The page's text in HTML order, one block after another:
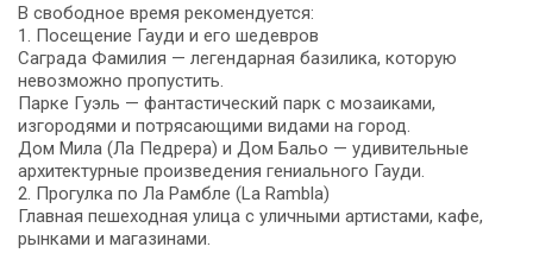
В свободное время рекомендуется:
1. Посещение Гауди и его шедевров
Саграда Фамилия — легендарная базилика, которую
невозможно пропустить.
Парке Гуэль — фантастический парк с мозаиками,
изгородями и потрясающими видами на город.
Дом Мила (Ла Педрера) и Дом Бальо — удивительные
архитектурные произведения гениального Гауди.
2. Прогулка по Ла Рамбле (La Rambla)
Главная пешеходная улица с уличными артистами, кафе,
рынками и магазинами.